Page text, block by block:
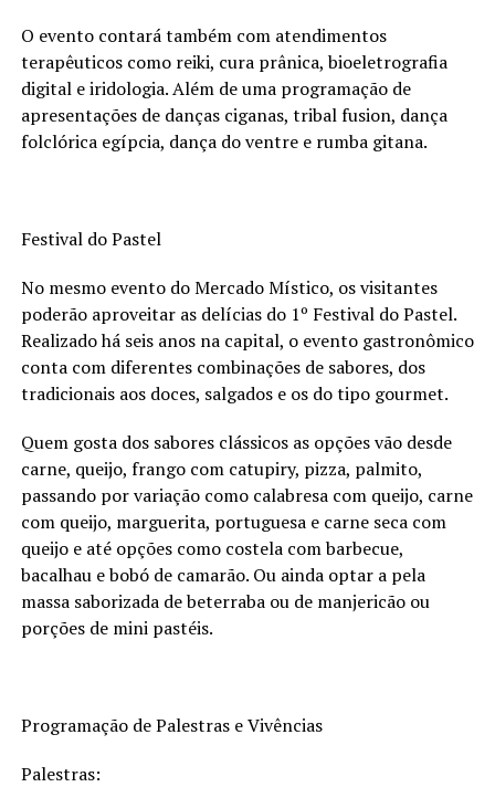
O evento contará também com atendimentos
terapêuticos como reiki, cura prânica, bioeletrografia
digital e iridologia. Além de uma programação de
apresentações de danças ciganas, tribal fusion, dança
folclórica egípcia, dança do ventre e rumba gitana.
Festival do Pastel
No mesmo evento do Mercado Místico, os visitantes
poderão aproveitar as delícias do 1º Festival do Pastel.
Realizado há seis anos na capital, o evento gastronômico
conta com diferentes combinações de sabores, dos
tradicionais aos doces, salgados e os do tipo gourmet.
Quem gosta dos sabores clássicos as opções vão desde
carne, queijo, frango com catupiry, pizza, palmito,
passando por variação como calabresa com queijo, carne
com queijo, marguerita, portuguesa e carne seca com
queijo e até opções como costela com barbecue,
bacalhau e bobó de camarão. Ou ainda optar a pela
massa saborizada de beterraba ou de manjericão ou
porções de mini pastéis.
Programação de Palestras e Vivências
Palestras: